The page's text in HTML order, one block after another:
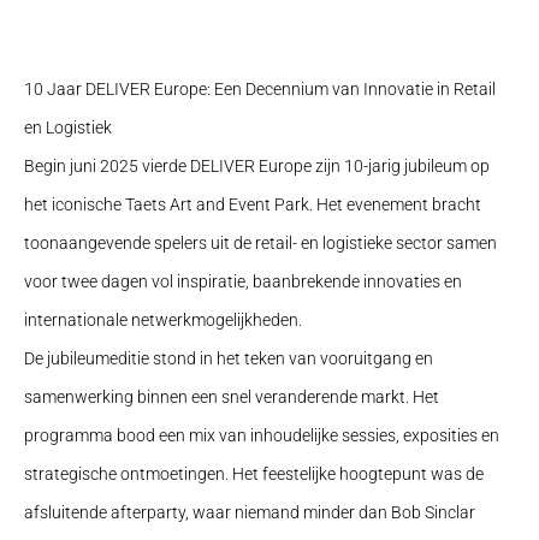
10 Jaar DELIVER Europe: Een Decennium van Innovatie in Retail
en Logistiek
Begin juni 2025 vierde DELIVER Europe zijn 10-jarig jubileum op
het iconische Taets Art and Event Park. Het evenement bracht
toonaangevende spelers uit de retail- en logistieke sector samen
voor twee dagen vol inspiratie, baanbrekende innovaties en
internationale netwerkmogelijkheden.
De jubileumeditie stond in het teken van vooruitgang en
samenwerking binnen een snel veranderende markt. Het
programma bood een mix van inhoudelijke sessies, exposities en
strategische ontmoetingen. Het feestelijke hoogtepunt was de
afsluitende afterparty, waar niemand minder dan Bob Sinclar